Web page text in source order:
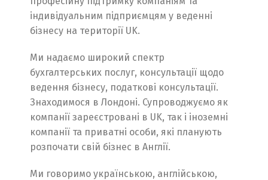
індивідуальним підприємцям у веденні
бізнесу на території UK.
Ми надаємо широкий спектр
бухгалтерських послуг, консультації щодо
ведення бізнесу, податкові консультації.
Знаходимося в Лондоні. Супроводжуємо як
компанії зареєстровані в UK, так і іноземні
компанії та приватні особи, які планують
розпочати свій бізнес в Англії.
Ми говоримо українською, англійською,